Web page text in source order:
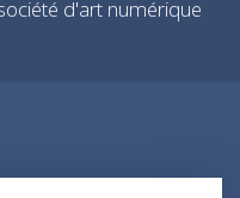
d'art numérique